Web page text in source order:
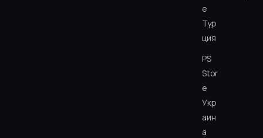
e
Тур
ция
PS
Stor
e
Укр
аин
а